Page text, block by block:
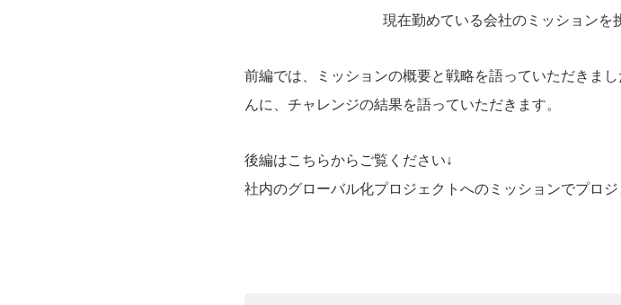
現在勤めている会社のミッションを
前編では、ミッションの概要と戦略を語っていただきま
んに、チャレンジの結果を語っていただきます。
後編はこちらからご覧ください↓
社内のグローバル化プロジェクトへのミッションでプロ